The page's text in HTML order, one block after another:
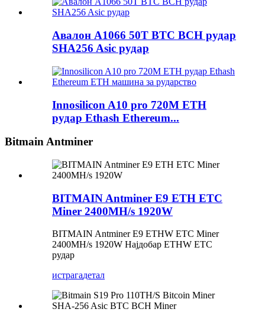
Авалон A1066 50T BTC BCH рудар
SHA256 Asic рудар
Innosilicon A10 pro 720M ETH
рудар Ethash Ethereum...
Bitmain Antminer
BITMAIN Antminer E9 ETH ETC
Miner 2400MH/s 1920W
BITMAIN Antminer E9 ETHW ETC Miner
2400MH/s 1920W Најдобар ETHW ETC
рудар
истрагадетал